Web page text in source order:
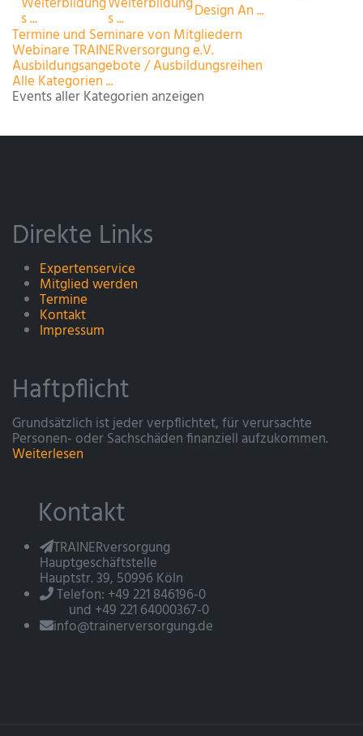
s ... s ... Design An ...
Termine und Seminare von Mitgliedern
Webinare TRAINERversorgung e.V.
Ausbildungsangebote / Ausbildungsreihen
Alle Kategorien ...
Events aller Kategorien anzeigen
Direkte Links
Expertenservice
Mitglied werden
Termine
Kontakt
Impressum
Haftpflicht
Grundsätzlich ist jeder verpflichtet, für verursachte
Personen- oder Sachschäden finanziell aufzukommen.
Weiterlesen
Kontakt
TRAINERversorgung
Hauptgeschäftstelle
Hauptstr. 39, 50996 Köln
Telefon: +49 221 846196-0
und +49 221 64000367-0
info@trainerversorgung.de